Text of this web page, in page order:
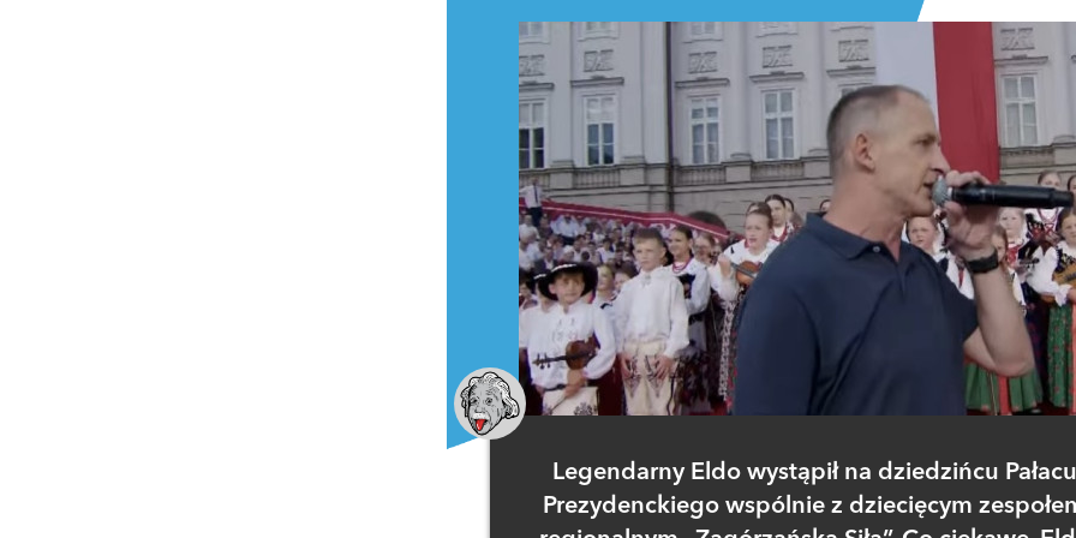
Legendarny Eldo wystąpił na dziedzińcu Pałacu
Prezydenckiego wspólnie z dziecięcym